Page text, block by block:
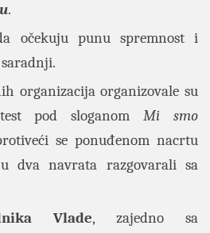
.
očekuju punu spremnost i
organizacija organizovale su
pod sloganomMi smo
se ponuđenom nacrtu
dva navrata razgovarali sa
Vlade, zajedno sa